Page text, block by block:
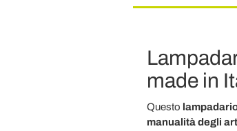
made in
Questo
manualità degli